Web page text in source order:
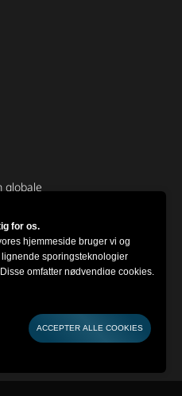
globale
for os.
hjemmeside bruger vi og
sporingsteknologier
omfatter nødvendige cookies,
(såsom klik, markørbevægelser
på at tilpasse din oplevelse,
ACCEPTER ALLE COOKIES